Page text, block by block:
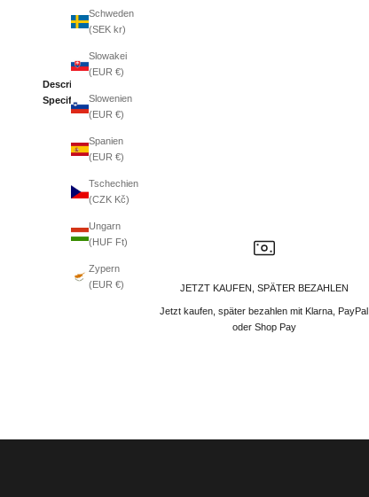
Schweden
(SEK kr)
Slowakei
(EUR €)
Slowenien
(EUR €)
Spanien
(EUR €)
Tschechien
(CZK Kč)
Ungarn
(HUF Ft)
Zypern
(EUR €)
Description
Specifications
JETZT KAUFEN, SPÄTER BEZAHLEN
Jetzt kaufen, später bezahlen mit Klarna, PayPal
oder Shop Pay